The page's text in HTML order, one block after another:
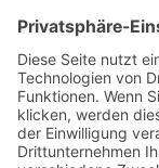
Beginnen Sie mit
anzuzeigen.